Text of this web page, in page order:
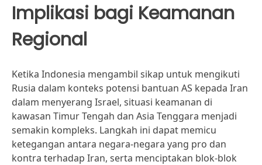
Implikasi bagi Keamanan
Regional
Ketika Indonesia mengambil sikap untuk mengikuti
Rusia dalam konteks potensi bantuan AS kepada Iran
dalam menyerang Israel, situasi keamanan di
kawasan Timur Tengah dan Asia Tenggara menjadi
semakin kompleks. Langkah ini dapat memicu
ketegangan antara negara-negara yang pro dan
kontra terhadap Iran, serta menciptakan blok-blok